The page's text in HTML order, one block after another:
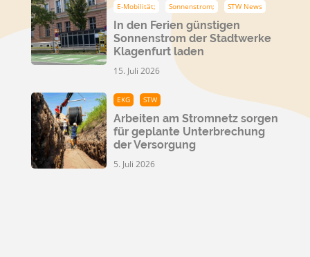
E-Mobilität; Sonnenstrom; STW News
In den Ferien günstigen
Sonnenstrom der Stadtwerke
Klagenfurt laden
15. Juli 2026
EKG STW
Arbeiten am Stromnetz sorgen
für geplante Unterbrechung
der Versorgung
5. Juli 2026